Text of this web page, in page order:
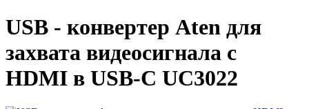
USB - конвертер Aten для
захвата видеосигнала с
HDMI в USB-C UC3022